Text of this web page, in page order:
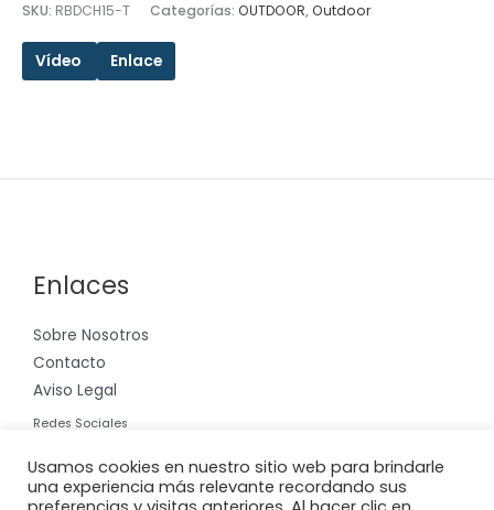
SKU: RBDCH15-T Categorías: OUTDOOR,Outdoor
Vídeo Enlace
Enlaces
Sobre Nosotros
Contacto
Aviso Legal
Redes Sociales
Usamos cookies en nuestro sitio web para brindarle
una experiencia más relevante recordando sus